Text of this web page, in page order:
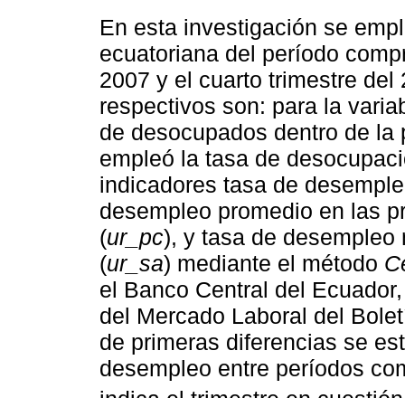
En esta investigación se
ecuatoriana del período
2007 y el cuarto trimestre
respectivos son: para la
de desocupados dentro de
empleó la tasa de
indicadores tasa de
desempleo promedio en las
(ur_pc), y tasa de
(ur_sa) mediante el método
el Banco Central del
del Mercado Laboral del
de primeras diferencias se
desempleo entre períodos